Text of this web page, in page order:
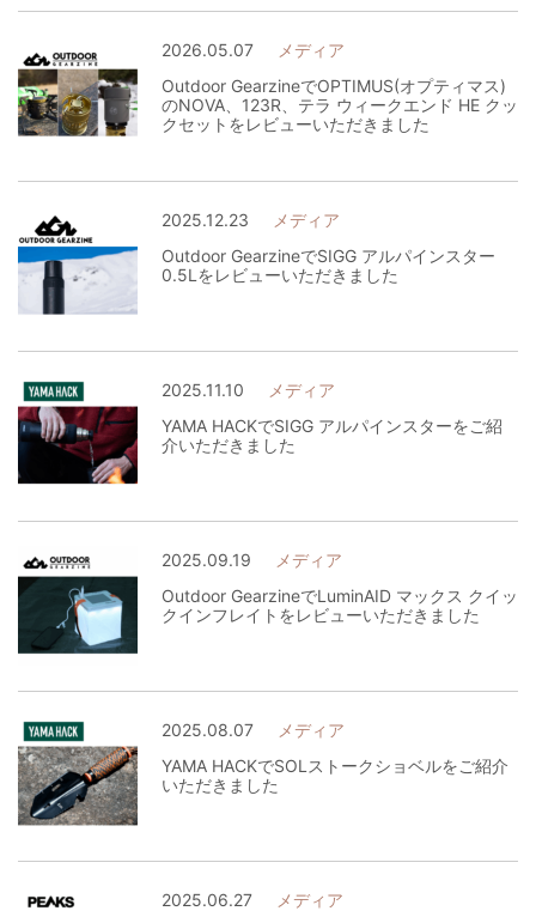
2026.05.07
メディア
Outdoor GearzineでOPTIMUS(オプティマス)
のNOVA、123R、テラ ウィークエンド HE クッ
クセットをレビューいただきました
2025.12.23
メディア
Outdoor GearzineでSIGG アルパインスター
0.5Lをレビューいただきました
2025.11.10
メディア
YAMA HACKでSIGG アルパインスターをご紹
介いただきました
2025.09.19
メディア
Outdoor GearzineでLuminAID マックス クイッ
クインフレイトをレビューいただきました
2025.08.07
メディア
YAMA HACKでSOLストークショベルをご紹介
いただきました
2025.06.27
メディア